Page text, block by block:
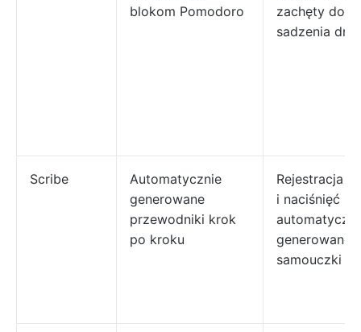
blokom Pomodoro
zachęty do
sadzenia
Scribe
Automatycznie
generowane
przewodniki krok
po kroku
Rejestracja
i naciśnięć
generowane
samouczki